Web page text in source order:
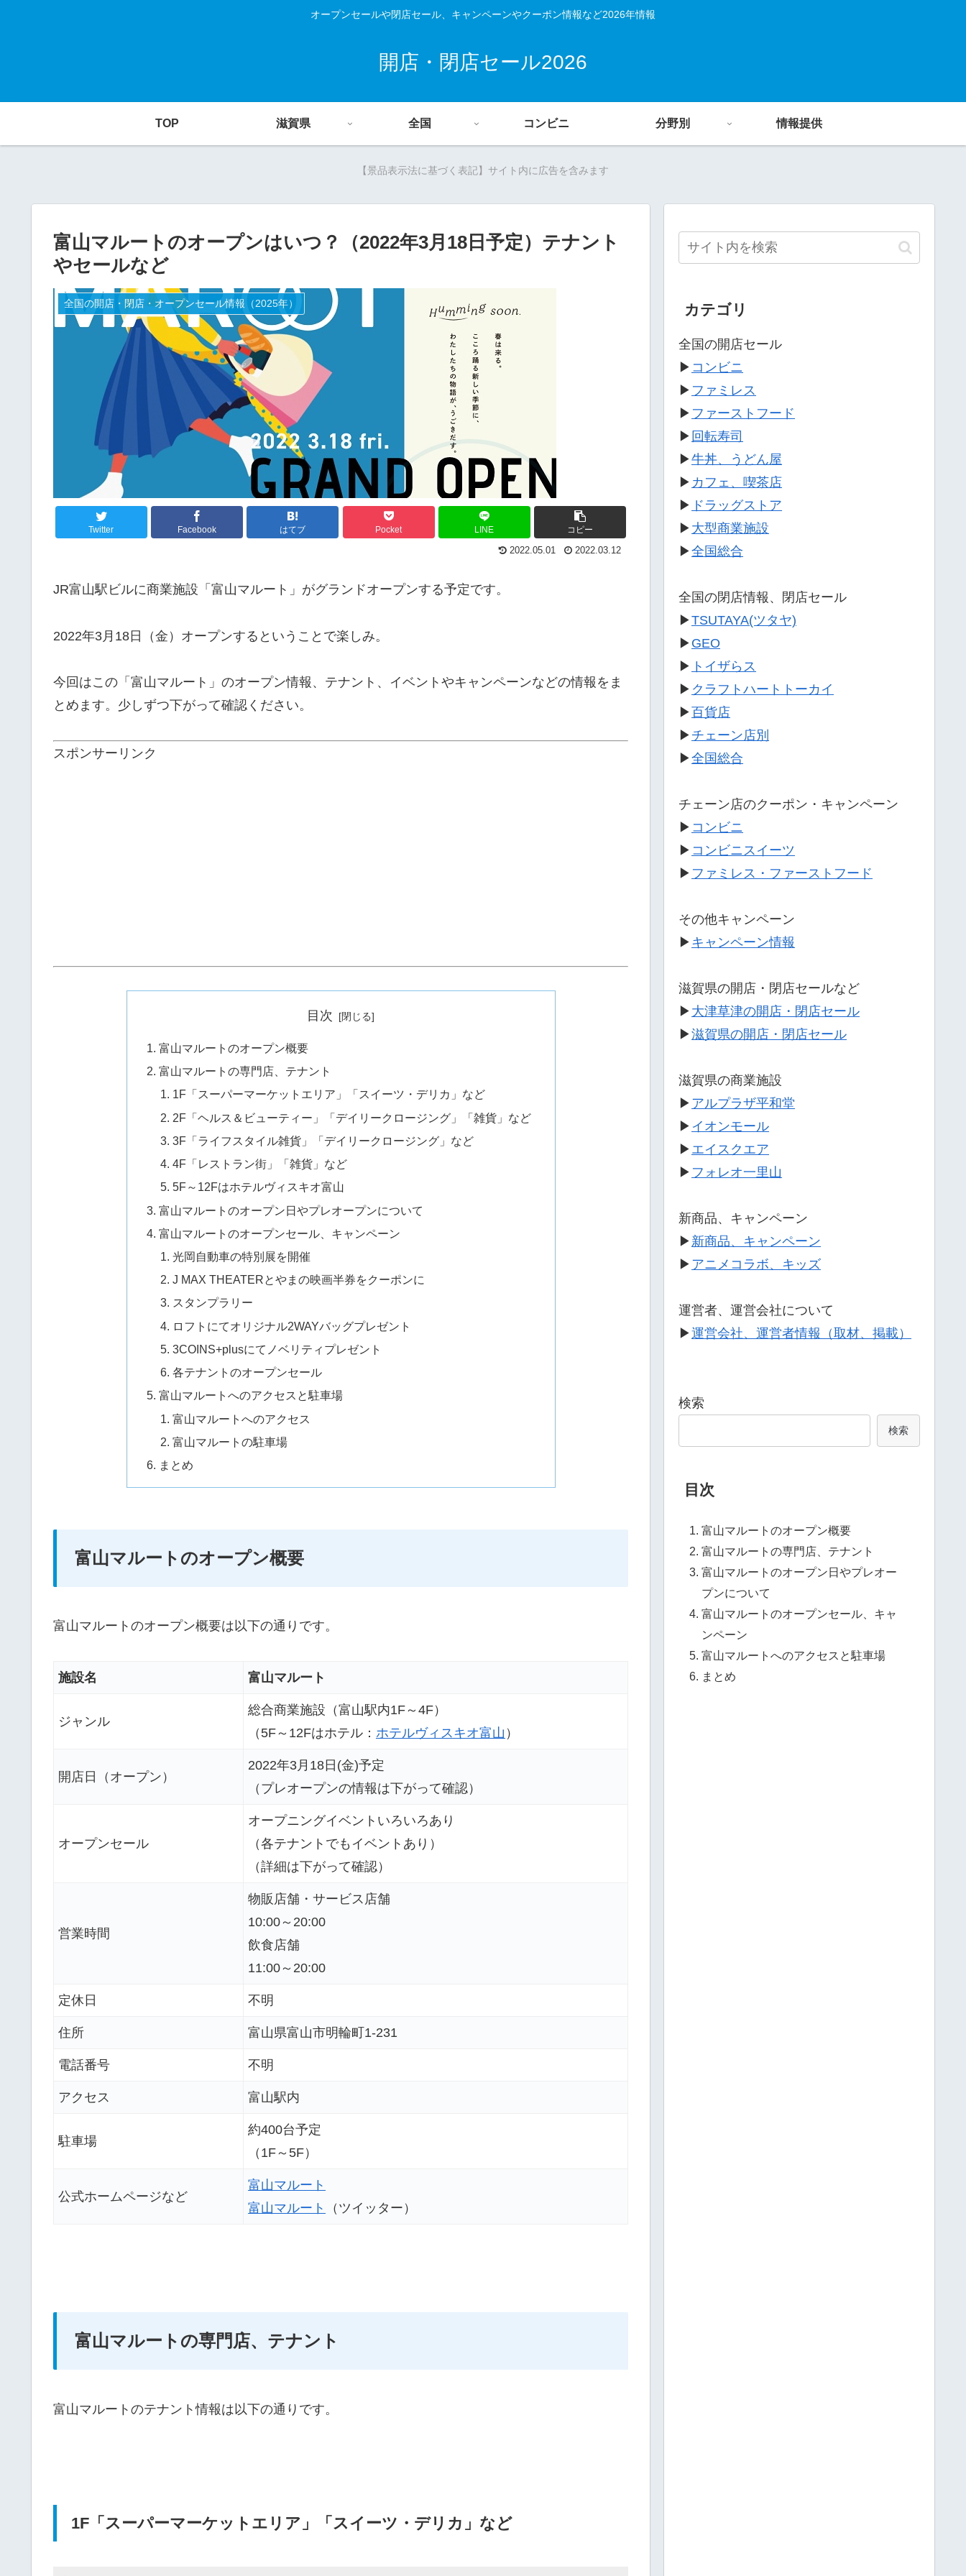
オープンセールや閉店セール、キャンペーンやクーポン情報など2026年情報
開店・閉店セール2026
TOP 滋賀県 全国 コンビニ 分野別 情報提供
【景品表示法に基づく表記】サイト内に広告を含みます
富山マルートのオープンはいつ？（2022年3月18日予定）テナント
やセールなど
全国の開店・閉店・オープンセール情報（2025年）
Twitter Facebook はてブ Pocket LINE コピー
2022.05.01 2022.03.12
JR富山駅ビルに商業施設「富山マルート」がグランドオープンする予定です。
2022年3月18日（金）オープンするということで楽しみ。
今回はこの「富山マルート」のオープン情報、テナント、イベントやキャンペーンなどの情報をま
とめます。少しずつ下がって確認ください。
スポンサーリンク
目次
富山マルートのオープン概要
富山マルートの専門店、テナント
1F「スーパーマーケットエリア」「スイーツ・デリカ」など
2F「ヘルス＆ビューティー」「デイリークロージング」「雑貨」など
3F「ライフスタイル雑貨」「デイリークロージング」など
4F「レストラン街」「雑貨」など
5F～12Fはホテルヴィスキオ富山
富山マルートのオープン日やプレオープンについて
富山マルートのオープンセール、キャンペーン
光岡自動車の特別展を開催
J MAX THEATERとやまの映画半券をクーポンに
スタンプラリー
ロフトにてオリジナル2WAYバッグプレゼント
3COINS+plusにてノベリティプレゼント
各テナントのオープンセール
富山マルートへのアクセスと駐車場
富山マルートへのアクセス
富山マルートの駐車場
まとめ
富山マルートのオープン概要
富山マルートのオープン概要は以下の通りです。
施設名 富山マルート
ジャンル
総合商業施設（富山駅内1F～4F）
（5F～12Fはホテル： ホテルヴィスキオ富山 ）
開店日（オープン）
2022年3月18日(金)予定
（プレオープンの情報は下がって確認）
オープンセール
オープニングイベントいろいろあり
（各テナントでもイベントあり）
（詳細は下がって確認）
営業時間
物販店舗・サービス店舗
10:00～20:00
飲食店舗
11:00～20:00
定休日 不明
住所 富山県富山市明輪町1-231
電話番号 不明
アクセス 富山駅内
駐車場
約400台予定
（1F～5F）
公式ホームページなど
富山マルート
富山マルート
（ツイッター）
富山マルートの専門店、テナント
富山マルートのテナント情報は以下の通りです。
1F「スーパーマーケットエリア」「スイーツ・デリカ」など
カテゴリ
全国の開店セール
▶ コンビニ
▶ ファミレス
▶ ファーストフード
▶ 回転寿司
▶牛丼、うどん屋
▶ カフェ、喫茶店
▶ ドラッグストア
▶ 大型商業施設
▶全国総合
全国の閉店情報、閉店セール
▶TSUTAYA(ツタヤ)
▶ GEO
▶ トイザらス
▶ クラフトハートトーカイ
▶百貨店
▶ チェーン店別
▶全国総合
チェーン店のクーポン・キャンペーン
▶ コンビニ
▶ コンビニスイーツ
▶ ファミレス・ファーストフード
その他キャンペーン
▶ キャンペーン情報
滋賀県の開店・閉店セールなど
▶ 大津草津の開店・閉店セール
▶滋賀県の開店・閉店セール
滋賀県の商業施設
▶ アルプラザ平和堂
▶ イオンモール
▶ エイスクエア
▶ フォレオ一里山
新商品、キャンペーン
▶ 新商品、キャンペーン
▶ アニメコラボ、キッズ
運営者、運営会社について
▶運営会社、運営者情報（取材、掲載）
検索
検索
目次
富山マルートのオープン概要
富山マルートの専門店、テナント
富山マルートのオープン日やプレオー
プンについて
富山マルートのオープンセール、キャ
ンペーン
富山マルートへのアクセスと駐車場
まとめ